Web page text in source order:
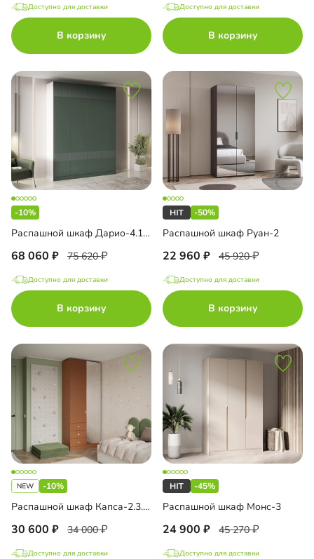
Доступно для доставки
В корзину
Доступно для доставки
В корзину
-10%
Распашной шкаф Дарио-4.1.1 с антресолью
68 060 75 620
Доступно для доставки
В корзину
-50%
Распашной шкаф Руан-2
22 960 45 920
Доступно для доставки
В корзину
-10%
Распашной шкаф Капса-2.3.3 с зеркалом
30 600 34 000
Доступно для доставки
-45%
Распашной шкаф Монс-3
24 900 45 270
Доступно для доставки